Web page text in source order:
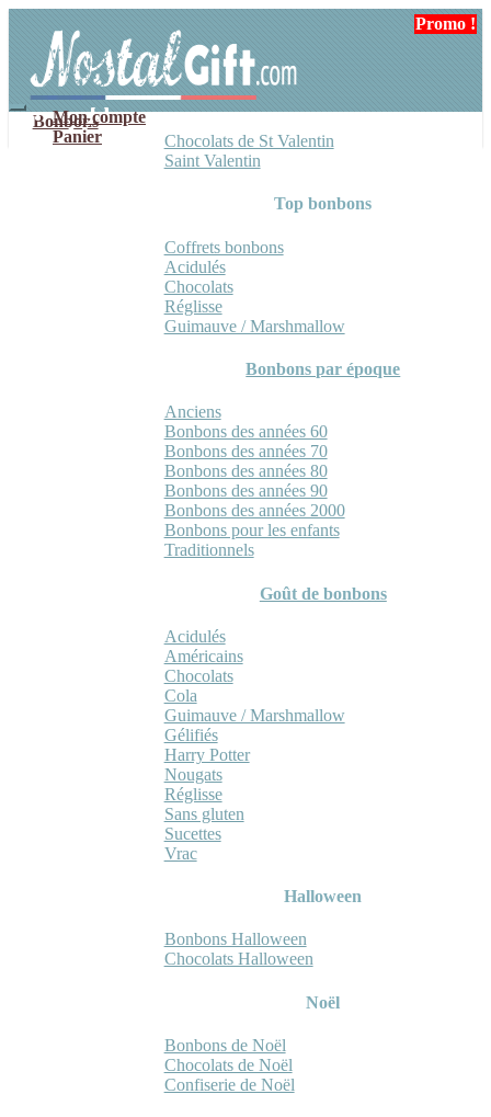
navigation
contenu
Mon compte
Panier
Bonbons
Chocolats de St Valentin
Saint Valentin
Top bonbons
Coffrets bonbons
Acidulés
Chocolats
Réglisse
Guimauve / Marshmallow
Bonbons par époque
Anciens
Bonbons des années 60
Bonbons des années 70
Bonbons des années 80
Bonbons des années 90
Bonbons des années 2000
Bonbons pour les enfants
Traditionnels
Goût de bonbons
Acidulés
Américains
Chocolats
Cola
Guimauve / Marshmallow
Gélifiés
Harry Potter
Nougats
Réglisse
Sans gluten
Sucettes
Vrac
Halloween
Bonbons Halloween
Chocolats Halloween
Noël
Bonbons de Noël
Chocolats de Noël
Confiserie de Noël
Promo !
Promo !